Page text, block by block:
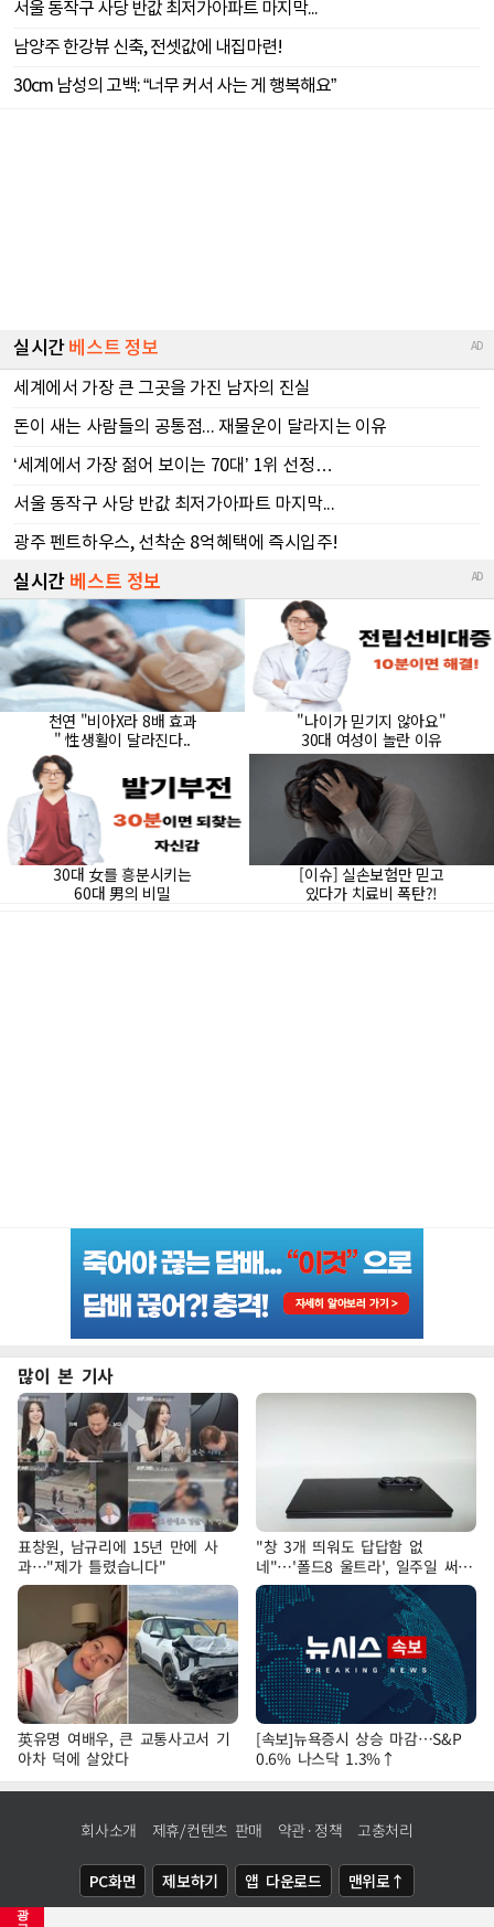
광
많이 본 기사
표창원, 남규리에 15년 만에 사
과…"제가 틀렸습니다"
"창 3개 띄워도 답답함 없
네"…'폴드8 울트라', 일주일 써보
니
英유명 여배우, 큰 교통사고서 기
아차 덕에 살았다
[속보]뉴욕증시 상승 마감…S&P
0.6% 나스닥 1.3%↑
회사소개 제휴/컨텐츠 판매 약관·정책 고충처리
PC화면 제보하기 앱 다운로드 맨위로↑